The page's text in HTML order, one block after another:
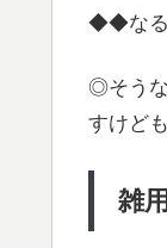
◆◆なる
◎そうな
すけど
雑